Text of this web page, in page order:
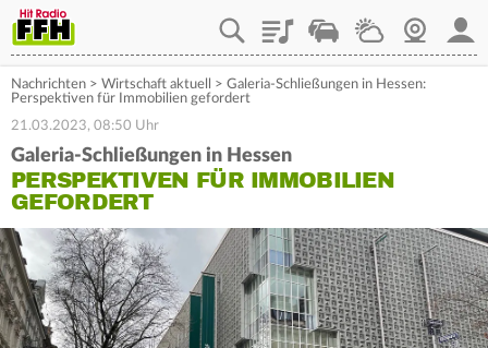
PlaylistStaupilotWetterWebcam
Nachrichten > Wirtschaft aktuell > Galeria-Schließungen in Hessen:
Perspektiven für Immobilien gefordert
21.03.2023, 08:50 Uhr
Galeria-Schließungen in Hessen
PERSPEKTIVEN FÜR IMMOBILIEN
GEFORDERT